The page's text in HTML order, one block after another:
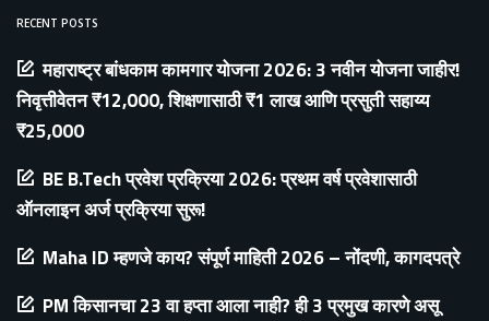
RECENT POSTS
महाराष्ट्र बांधकाम कामगार योजना 2026: 3 नवीन योजना जाहीर!
निवृत्तीवेतन ₹12,000, शिक्षणासाठी ₹1 लाख आणि प्रसुती सहाय्य
₹25,000
BE B.Tech प्रवेश प्रक्रिया 2026: प्रथम वर्ष प्रवेशासाठी
ऑनलाइन अर्ज प्रक्रिया सुरू!
Maha ID म्हणजे काय? संपूर्ण माहिती 2026 – नोंदणी, कागदपत्रे
PM किसानचा 23 वा हप्ता आला नाही? ही 3 प्रमुख कारणे असू